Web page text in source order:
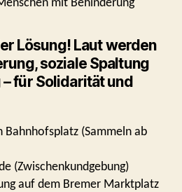
mit Behinderung
Lösung! Laut werden
soziale Spaltung
für Solidarität und
(Sammeln ab
(Zwischenkundgebung)
auf dem Bremer Marktplatz